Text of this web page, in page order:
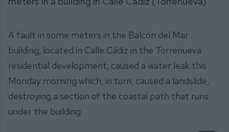
A fault in some meters in the Balcón del Mar
building, located in Calle Cádiz in the Torrenueva
residential development, caused a water leak this
Monday morning which, in turn, caused a landslide,
destroying a section of the coastal path that runs
under the building.